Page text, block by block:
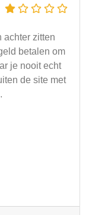
achter zitten
betalen om
je nooit echt
de site met